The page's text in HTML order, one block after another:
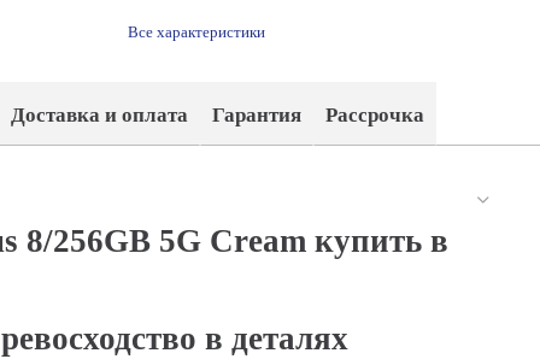
Все характеристики
Доставка и оплата Гарантия Рассрочка
8/256GB 5G Cream купить в
в деталях